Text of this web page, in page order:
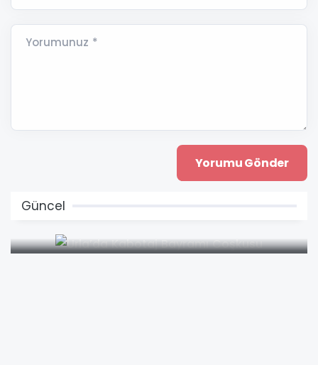
Yorumunuz *
Güncel